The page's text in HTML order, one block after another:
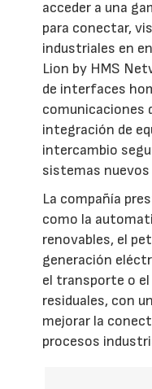
acceder a una
para conectar,
industriales en
Lion by HMS
de interfaces
comunicaciones
integración de
intercambio
sistemas nuevos
La compañía
como la
renovables, el
generación
el transporte o
residuales, con
mejorar la
procesos